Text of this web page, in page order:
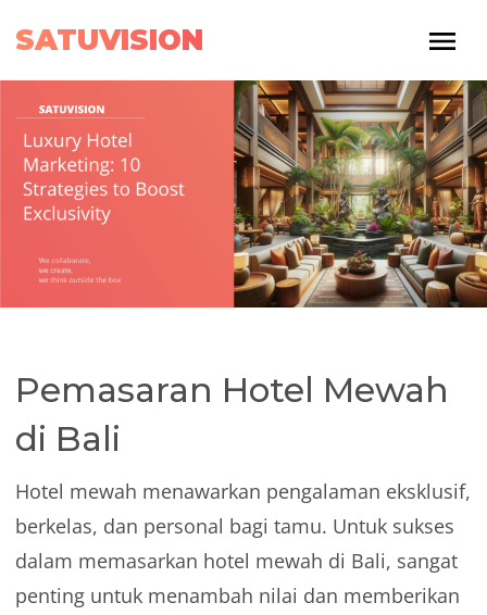
SATUVISION
Pemasaran Hotel Mewah
di Bali
Hotel mewah menawarkan pengalaman eksklusif,
berkelas, dan personal bagi tamu. Untuk sukses
dalam memasarkan hotel mewah di Bali, sangat
penting untuk menambah nilai dan memberikan